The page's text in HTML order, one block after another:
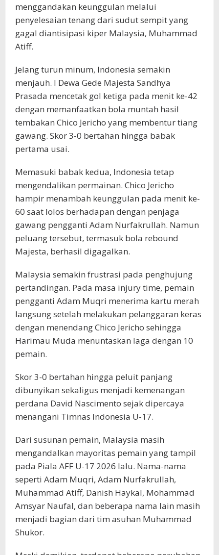
menggandakan keunggulan melalui
penyelesaian tenang dari sudut sempit yang
gagal diantisipasi kiper Malaysia, Muhammad
Atiff.
Jelang turun minum, Indonesia semakin
menjauh. I Dewa Gede Majesta Sandhya
Prasada mencetak gol ketiga pada menit ke-42
dengan memanfaatkan bola muntah hasil
tembakan Chico Jericho yang membentur tiang
gawang. Skor 3-0 bertahan hingga babak
pertama usai.
Memasuki babak kedua, Indonesia tetap
mengendalikan permainan. Chico Jericho
hampir menambah keunggulan pada menit ke-
60 saat lolos berhadapan dengan penjaga
gawang pengganti Adam Nurfakrullah. Namun
peluang tersebut, termasuk bola rebound
Majesta, berhasil digagalkan.
Malaysia semakin frustrasi pada penghujung
pertandingan. Pada masa injury time, pemain
pengganti Adam Muqri menerima kartu merah
langsung setelah melakukan pelanggaran keras
dengan menendang Chico Jericho sehingga
Harimau Muda menuntaskan laga dengan 10
pemain.
Skor 3-0 bertahan hingga peluit panjang
dibunyikan sekaligus menjadi kemenangan
perdana David Nascimento sejak dipercaya
menangani Timnas Indonesia U-17.
Dari susunan pemain, Malaysia masih
mengandalkan mayoritas pemain yang tampil
pada Piala AFF U-17 2026 lalu. Nama-nama
seperti Adam Muqri, Adam Nurfakrullah,
Muhammad Atiff, Danish Haykal, Mohammad
Amsyar Naufal, dan beberapa nama lain masih
menjadi bagian dari tim asuhan Muhammad
Shukor.